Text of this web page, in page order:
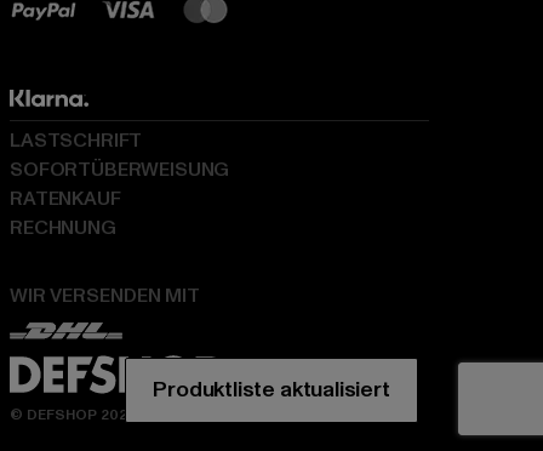
WIR VERSENDEN MIT
LASTSCHRIFT
SOFORTÜBERWEISUNG
RATENKAUF
RECHNUNG
© DEFSHOP 2026. Alle Rechte vorbehalten